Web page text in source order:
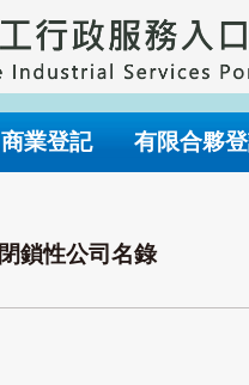
商業登記 有限合夥
閉鎖性公司名錄